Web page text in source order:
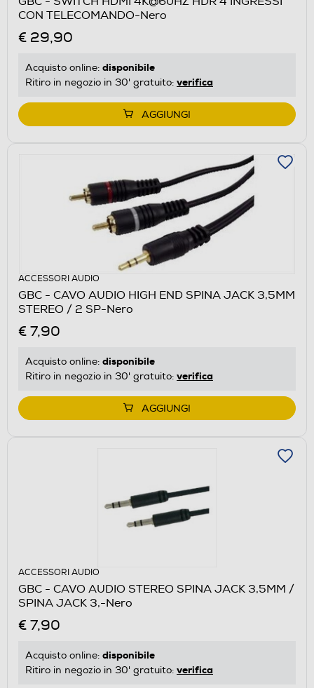
CON TELECOMANDO-Nero
€ 29,90
Acquisto online: disponibile
Ritiro in negozio in 30' gratuito: verifica
AGGIUNGI
ACCESSORI AUDIO
GBC - CAVO AUDIO HIGH END SPINA JACK 3,5MM
STEREO / 2 SP-Nero
€ 7,90
Acquisto online: disponibile
Ritiro in negozio in 30' gratuito: verifica
AGGIUNGI
ACCESSORI AUDIO
GBC - CAVO AUDIO STEREO SPINA JACK 3,5MM /
SPINA JACK 3,-Nero
€ 7,90
Acquisto online: disponibile
Ritiro in negozio in 30' gratuito: verifica